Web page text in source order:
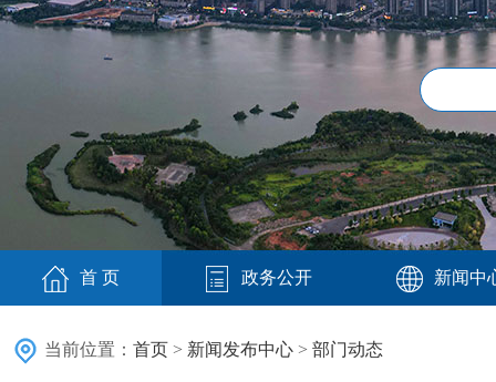
首 页 政务公开 新闻中
当前位置： 首页 > 新闻发布中心 > 部门动态